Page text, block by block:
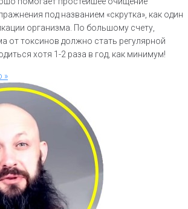
под названием «скрутка», как один
организма. По большому счету,
от токсинов должно стать регулярной
хотя 1-2 раза в год, как минимум!
»